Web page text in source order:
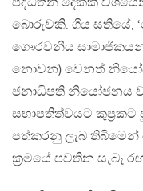
බොරුවකි. ගිය සතියේ,
ගෞරවනීය
නොවන) වෙනත්
ජනාධිපති නියෝජනය
සභාපතිත්වයට
පත්කරනු ලැබ
ක්‍රමයේ පවතින සැබෑ